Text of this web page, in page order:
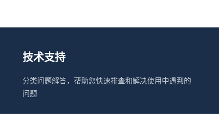
技术支持
分类问题解答，帮助您快速排查和解决使用中遇到的
问题